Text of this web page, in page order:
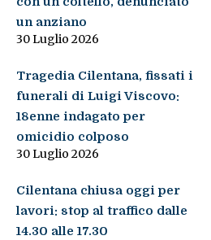
un anziano
30 Luglio 2026
Tragedia Cilentana, fissati i
funerali di Luigi Viscovo:
18enne indagato per
omicidio colposo
30 Luglio 2026
Cilentana chiusa oggi per
lavori: stop al traffico dalle
14.30 alle 17.30